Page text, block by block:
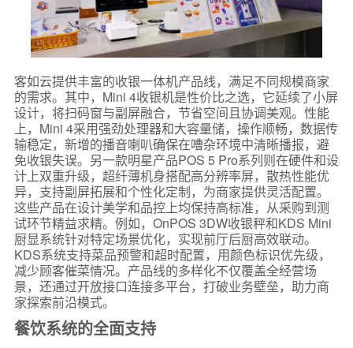
客如云提供丰富的收银一体机产品线，满足不同规模商家
的需求。其中，Mini 4收银机是性价比之选，它延续了小屏
设计，将扫码窗与副屏融合，节省空间且协调美观。性能
上，Mini 4采用强劲处理器和大容量储，操作顺畅，数据传
输稳定，新增的播音喇叭确保在嘈杂环境中清晰播报，避
免收银失误。另一款明星产品POS 5 Pro系列则在硬件和设
计上双重升级，超纤薄机身搭配高分辨率屏，散热性能优
异，支持副屏拓展和个性化定制，为商家提供灵活配置。
这些产品在设计美学和品控上均保持高标准，从采购到测
试环节精益求精。例如，OnPOS 3DW收银秤和KDS Mini
厨显系统针对特定场景优化，实现前厅后厨高效联动。
KDS系统支持菜品预警和超时配置，用颜色标识优先级，
减少顾客催菜情况。产品线的多样化不仅覆盖全经营场
景，还通过开放接口连接多平台，打破业务壁垒，助力商
家探索前沿模式。
餐饮系统的全面支持